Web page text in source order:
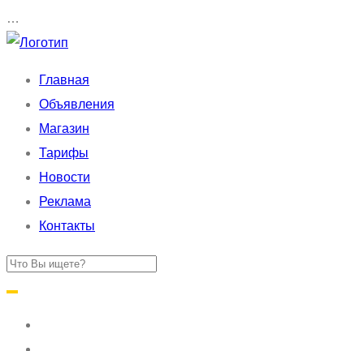
…
Главная
Объявления
Магазин
Тарифы
Новости
Реклама
Контакты